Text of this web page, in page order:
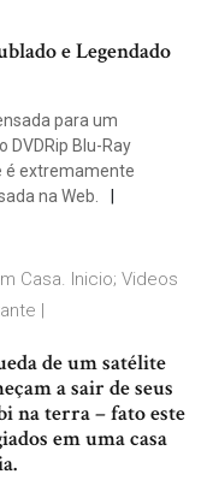
e Legendado
para um
Blu-Ray
é extremamente
na Web.
Casa. Inicio; Videos
|
de um satélite
a sair de seus
na terra – fato este
em uma casa